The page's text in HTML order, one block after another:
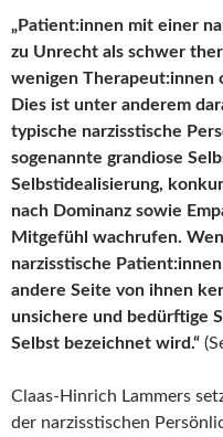
„Patient:innen mit einer
zu Unrecht als schwer
wenigen Therapeut:innen
Dies ist unter anderem
typische narzisstische
sogenannte grandiose
Selbstidealisierung,
nach Dominanz sowie
Mitgefühl wachrufen.
narzisstische
andere Seite von ihnen
unsichere und bedürftige
Selbst bezeichnet wird.“
Claas-Hinrich Lammers
der narzisstischen